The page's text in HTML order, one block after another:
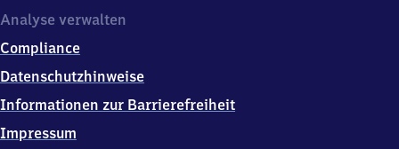
Analyse verwalten
Compliance
Datenschutzhinweise
Informationen zur Barrierefreiheit
Impressum